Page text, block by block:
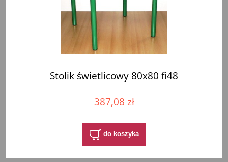
Stolik świetlicowy 80x80 fi48
387,08 zł
do koszyka